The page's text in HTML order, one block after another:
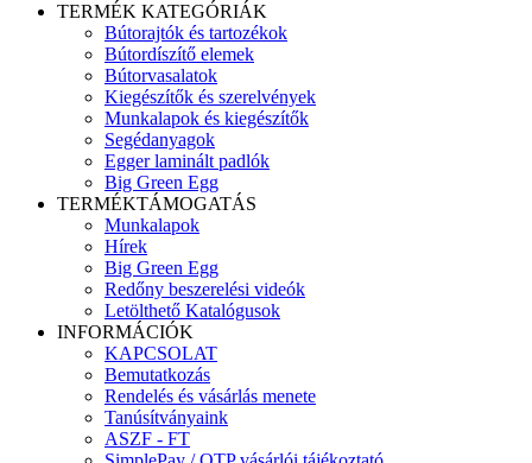
TERMÉK KATEGÓRIÁK
Bútorajtók és tartozékok
Bútordíszítő elemek
Bútorvasalatok
Kiegészítők és szerelvények
Munkalapok és kiegészítők
Segédanyagok
Egger laminált padlók
Big Green Egg
TERMÉKTÁMOGATÁS
Munkalapok
Hírek
Big Green Egg
Redőny beszerelési videók
Letölthető Katalógusok
INFORMÁCIÓK
KAPCSOLAT
Bemutatkozás
Rendelés és vásárlás menete
Tanúsítványaink
ASZF - FT